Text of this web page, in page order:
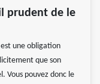
prudent de le
une obligation
que son
Vous pouvez donc le